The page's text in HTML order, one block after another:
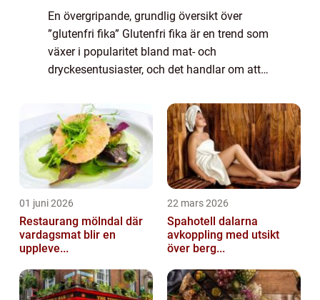
En övergripande, grundlig översikt över
”glutenfri fika” Glutenfri fika är en trend som
växer i popularitet bland mat- och
dryckesentusiaster, och det handlar om att
använda ingredienser som inn...
01 juni 2026
Restaurang mölndal där
vardagsmat blir en
uppleve...
22 mars 2026
Spahotell dalarna
avkoppling med utsikt
över berg...